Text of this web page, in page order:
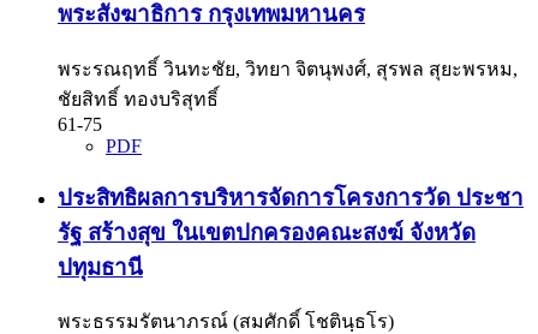
พระสังฆาธิการ กรุงเทพมหานคร
พระรณฤทธิ์ วินทะชัย, วิทยา จิตนุพงศ์, สุรพล สุยะพรหม,
ชัยสิทธิ์ ทองบริสุทธิ์
61-75
PDF
ประสิทธิผลการบริหารจัดการโครงการวัด ประชา
รัฐ สร้างสุข ในเขตปกครองคณะสงฆ์ จังหวัด
ปทุมธานี
พระธรรมรัตนาภรณ์ (สมศักดิ์ โชตินฺธโร)